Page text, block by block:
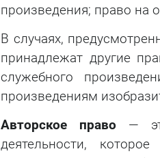
произведения; право на
В случаях,
принадлежат другие
служебного
произведениям
Авторское право —
деятельности,